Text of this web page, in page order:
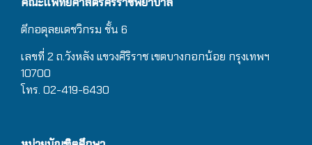
ตึกอดุลยเดชวิกรม ชั้น 6
เลขที่ 2 ถ.วังหลัง แขวงศิริราช เขตบางกอกน้อย กรุงเทพฯ
10700
โทร. 02-419-6430